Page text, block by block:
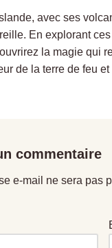
avec ses
En explorant
la magie qui
de la terre de feu et
commentaire
e-mail ne sera pas